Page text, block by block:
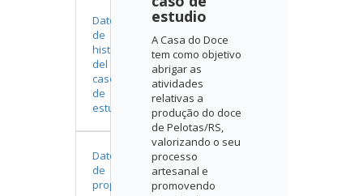
Datos
de
historia
del
caso
de
estudio
Datos
de
propiedad
estudio
A Casa do Doce
tem como objetivo
abrigar as
atividades
relativas a
produção do doce
de Pelotas/RS,
valorizando o seu
processo
artesanal e
promovendo